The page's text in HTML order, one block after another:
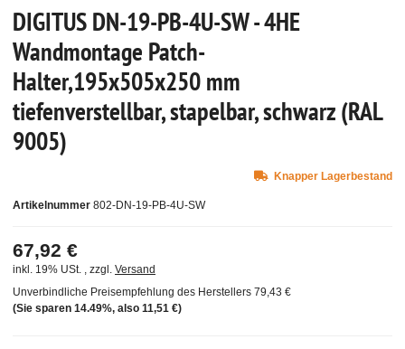
DIGITUS DN-19-PB-4U-SW - 4HE
Wandmontage Patch-
Halter,195x505x250 mm
tiefenverstellbar, stapelbar, schwarz (RAL
9005)
Artikelnummer 802-DN-19-PB-4U-SW
67,92 €
inkl. 19% USt. , zzgl. Versand
Unverbindliche Preisempfehlung des Herstellers 79,43 €
(Sie sparen 14.49%, also 11,51 €)
Knapper Lagerbestand